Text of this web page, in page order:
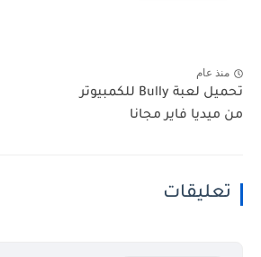
منذ عام
تحميل لعبة Bully للكمبيوتر
من ميديا فاير مجانا
تعليقات